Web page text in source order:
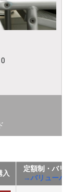
入
定額制・バリ
→バリューパ